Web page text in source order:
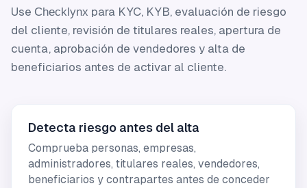
Use Checklynx para KYC, KYB, evaluación de riesgo
del cliente, revisión de titulares reales, apertura de
cuenta, aprobación de vendedores y alta de
beneficiarios antes de activar al cliente.
Detecta riesgo antes del alta
Comprueba personas, empresas,
administradores, titulares reales, vendedores,
beneficiarios y contrapartes antes de conceder